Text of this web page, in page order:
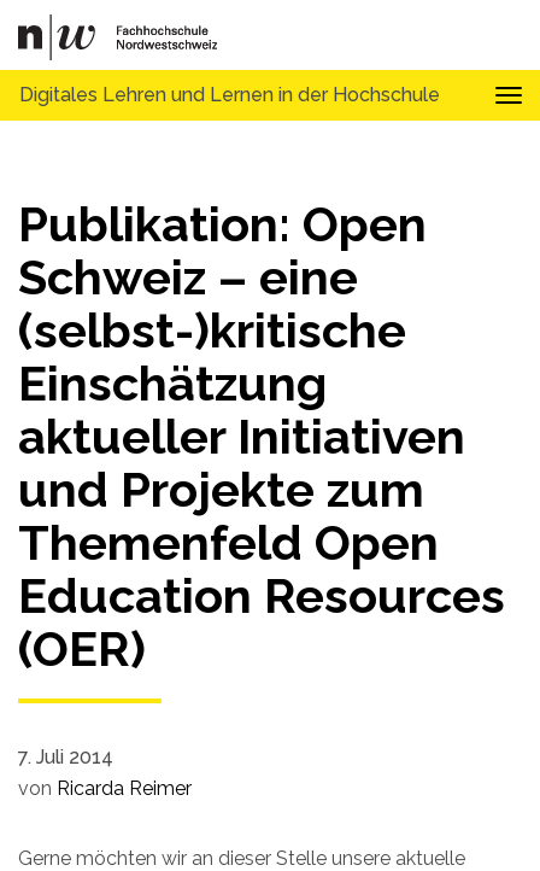
Digitales Lehren und Lernen in der Hochschule
Publikation: Open
Schweiz – eine
(selbst-)kritische
Einschätzung
aktueller Initiativen
und Projekte zum
Themenfeld Open
Education Resources
(OER)
7. Juli 2014
von Ricarda Reimer
Gerne möchten wir an dieser Stelle unsere aktuelle